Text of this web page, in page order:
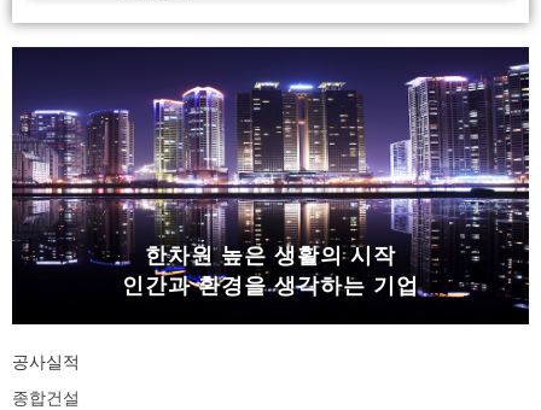
한차원 높은 생활의 시작
인간과 환경을 생각하는 기업
공사실적
종합건설